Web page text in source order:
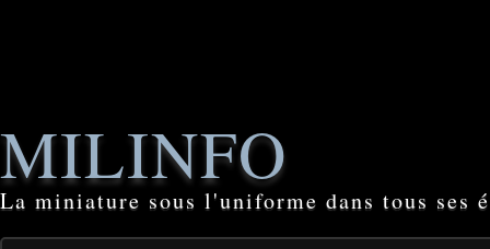
MILINFO
La miniature sous l'uniforme dans tous ses